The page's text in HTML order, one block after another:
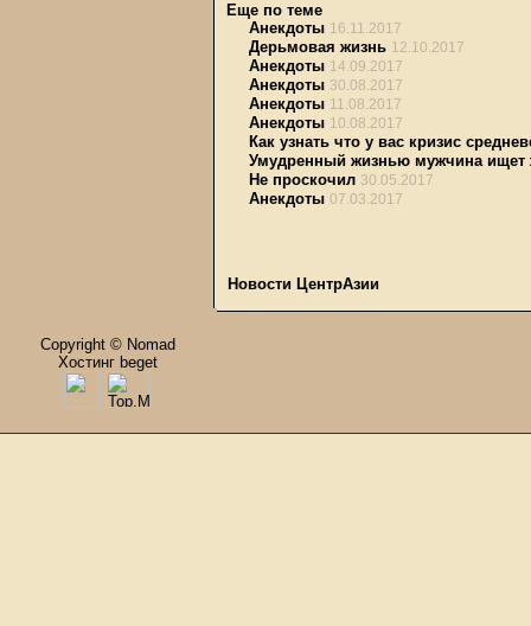
Еще по теме
Анекдоты 16.11.2017
Дерьмовая жизнь 12.10.2017
Анекдоты 14.09.2017
Анекдоты 30.08.2017
Анекдоты 11.08.2017
Анекдоты 10.08.2017
Как узнать что у вас кризис
Умудренный жизнью мужчина ищет
Не проскочил 30.05.2017
Анекдоты 07.03.2017
Новости ЦентрАзии
Copyright © Nomad
Хостинг beget